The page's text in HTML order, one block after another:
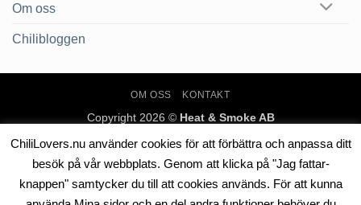
Om oss
Chilibloggen
OM OSS KONTAKT
Copyright 2026 © Heat & Smoke AB
ChiliLovers.nu använder cookies för att förbättra och anpassa ditt
besök på vår webbplats. Genom att klicka på "Jag fattar-
knappen" samtycker du till att cookies används. För att kunna